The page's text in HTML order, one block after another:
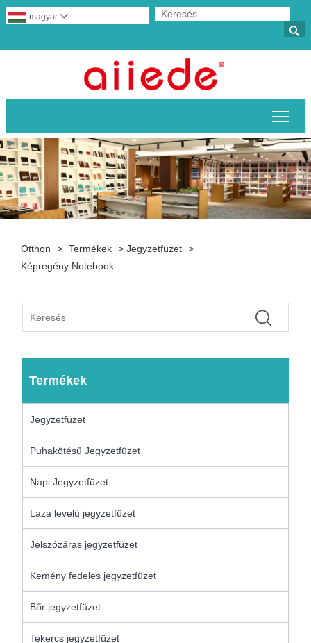

magyar 
Otthon > Termékek >Jegyzetfüzet >
Képregény Notebook
Termékek
Jegyzetfüzet
Puhakötésű Jegyzetfüzet
Napi Jegyzetfüzet
Laza levelű jegyzetfüzet
Jelszózáras jegyzetfüzet
Kemény fedeles jegyzetfüzet
Bőr jegyzetfüzet
Tekercs jegyzetfüzet